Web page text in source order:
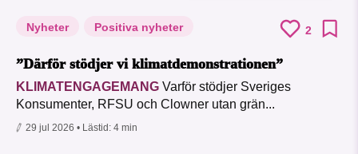
Nyheter Positiva nyheter 2
”Därför stödjer vi klimatdemonstrationen”
KLIMATENGAGEMANG Varför stödjer Sveriges
Konsumenter, RFSU och Clowner utan grän...
29 jul 2026 • Lästid: 4 min